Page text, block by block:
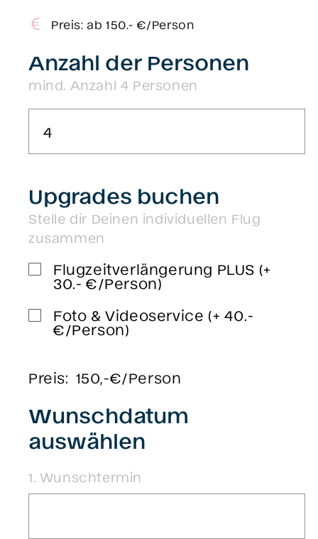
Preis: ab 150.- €/Person
Anzahl der Personen
mind. Anzahl 4 Personen
Upgrades buchen
Stelle dir Deinen individuellen Flug
zusammen
Flugzeitverlängerung PLUS (+
30.- €/Person)
Foto & Videoservice (+ 40.-
€/Person)
Preis: 150,-€/Person
Wunschdatum
auswählen
1. Wunschtermin